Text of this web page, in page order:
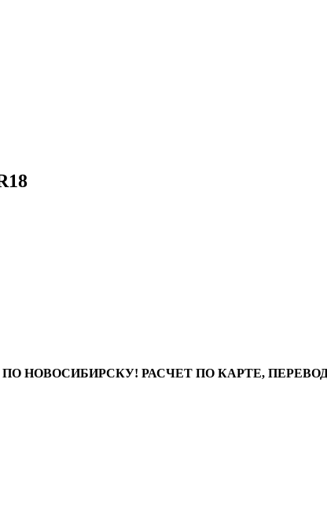
НОВОСИБИРСКУ! РАСЧЕТ ПО КАРТЕ,